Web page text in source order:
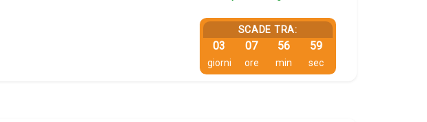
SCADE TRA:
03
giorni
07
ore
56
min
58
sec